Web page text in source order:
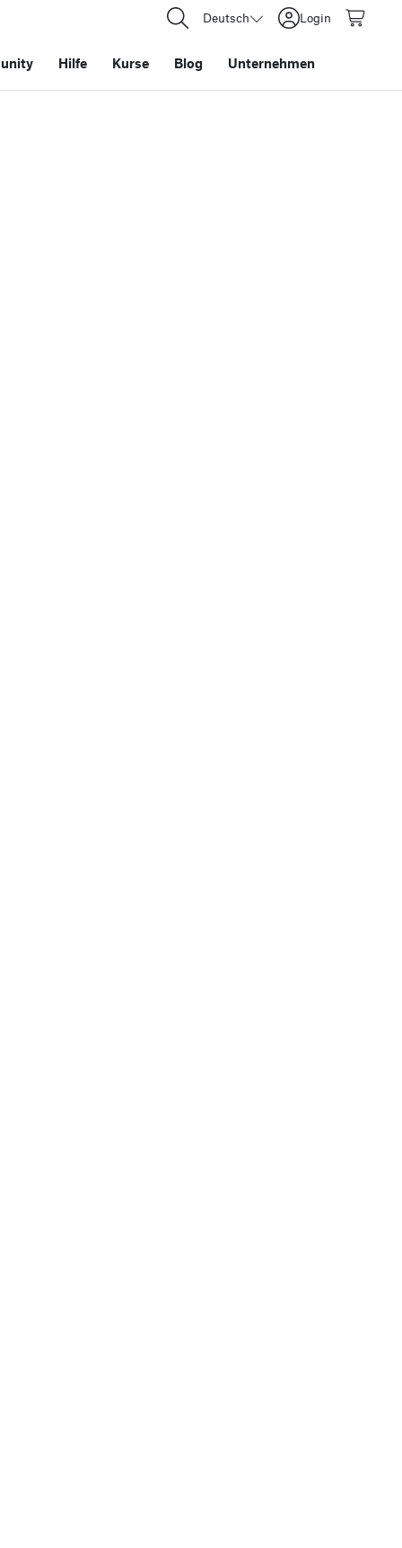
Deutsch Login
Hilfe Kurse Blog Unternehmen